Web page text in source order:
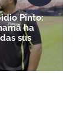
Pinto:
ha
sus